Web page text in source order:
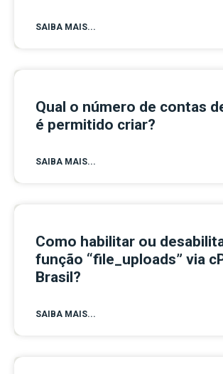
SAIBA MAIS...
Qual o número de contas
é permitido criar?
SAIBA MAIS...
Como habilitar ou
função “file_uploads” via
Brasil?
SAIBA MAIS...